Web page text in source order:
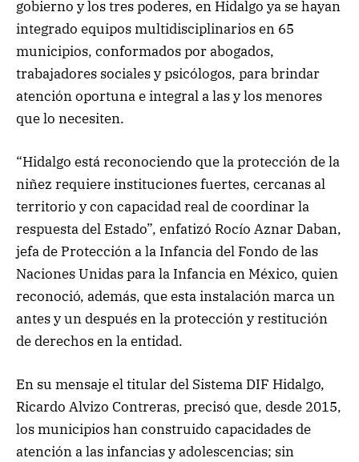
gobierno y los tres poderes, en Hidalgo ya se hayan
integrado equipos multidisciplinarios en 65
municipios, conformados por abogados,
trabajadores sociales y psicólogos, para brindar
atención oportuna e integral a las y los menores
que lo necesiten.
“Hidalgo está reconociendo que la protección de la
niñez requiere instituciones fuertes, cercanas al
territorio y con capacidad real de coordinar la
respuesta del Estado”, enfatizó Rocío Aznar Daban,
jefa de Protección a la Infancia del Fondo de las
Naciones Unidas para la Infancia en México, quien
reconoció, además, que esta instalación marca un
antes y un después en la protección y restitución
de derechos en la entidad.
En su mensaje el titular del Sistema DIF Hidalgo,
Ricardo Alvizo Contreras, precisó que, desde 2015,
los municipios han construido capacidades de
atención a las infancias y adolescencias; sin